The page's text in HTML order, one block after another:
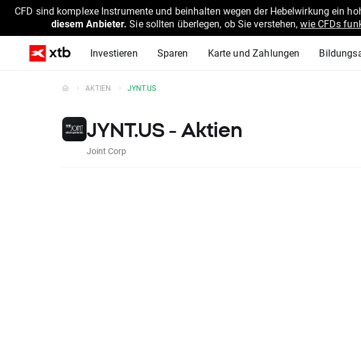
CFD sind komplexe Instrumente und beinhalten wegen der Hebelwirkung ein
diesem Anbieter. Sie sollten überlegen, ob Sie verstehen,wie CFDs
Investieren Sparen Karte und Zahlungen
AKTIEN JYNT.US
JYNT.US - Aktien
Joint Corp